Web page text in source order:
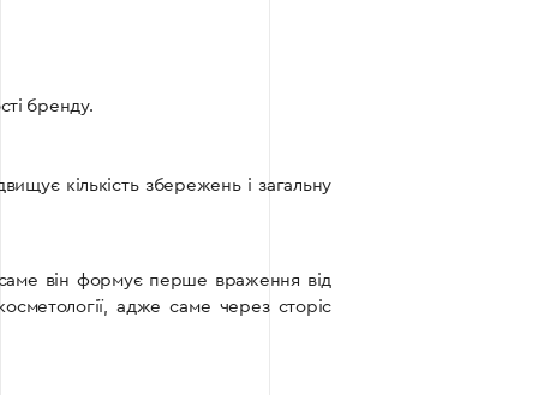
бренду.
кількість збережень і загальну
він формує перше враження від
адже саме через сторіс